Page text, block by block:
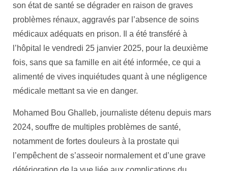
son état de santé se dégrader en raison de graves
problèmes rénaux, aggravés par l’absence de soins
médicaux adéquats en prison. Il a été transféré à
l’hôpital le vendredi 25 janvier 2025, pour la deuxième
fois, sans que sa famille en ait été informée, ce qui a
alimenté de vives inquiétudes quant à une négligence
médicale mettant sa vie en danger.
Mohamed Bou Ghalleb, journaliste détenu depuis mars
2024, souffre de multiples problèmes de santé,
notamment de fortes douleurs à la prostate qui
l’empêchent de s’asseoir normalement et d’une grave